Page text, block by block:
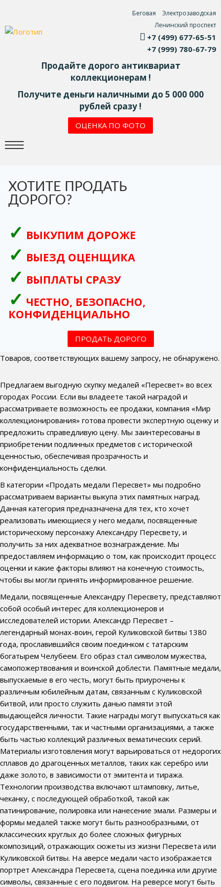
Беговая
Электрозаводская
Ленинский проспект
+7 (499) 677-65-51
+7 (999) 780-67-79
Продайте дорого антиквариат
коллекционерам !
Получите деньги наличными до 5 000 000
рублей сразу !
ОЦЕНКА ПО ФОТО
ХОТИТЕ ПРОДАТЬ
ДОРОГО?
ВЫКУПИМ ДОРОЖЕ
ВЫЕЗД ОЦЕНЩИКА
ВЫПЛАТЫ СРАЗУ
ЧЕСТНО, БЕЗОПАСНО,
КОНФИДЕНЦИАЛЬНО
ПРОДАТЬ ДОРОГО
Товаров, соответствующих вашему запросу, не обнаружено.
Предлагаем выгодную скупку медалей «Пересвет» во всех
городах России. Если вы владеете такой наградой и
рассматриваете возможность ее продажи, компания «Мир
коллекционирования» готова провести экспертную оценку и
предложить справедливую цену. Мы заинтересованы в
приобретении подлинных предметов с исторической
ценностью, обеспечивая прозрачность и
конфиденциальность сделки.
В категории «Продать медали Пересвет» мы подробно
рассматриваем варианты выкупа этих памятных наград.
Данная категория предназначена для тех, кто хочет
реализовать имеющиеся у него медали, посвященные
историческому персонажу Александру Пересвету, и
получить за них адекватное вознаграждение. Мы
предоставляем информацию о том, как происходит процесс
оценки и какие факторы влияют на конечную стоимость,
чтобы вы могли принять информированное решение.
Медали, посвященные Александру Пересвету, представляют
собой особый интерес для коллекционеров и
исследователей истории. Александр Пересвет –
легендарный монах-воин, герой Куликовской битвы 1380
года, прославившийся своим поединком с татарским
богатырем Челубеем. Его образ стал символом мужества,
самопожертвования и воинской доблести. Памятные медали,
выпускаемые в его честь, могут быть приурочены к
различным юбилейным датам, связанным с Куликовской
битвой, или просто служить данью памяти этой
выдающейся личности. Такие награды могут выпускаться как
государственными, так и частными организациями, а также
быть частью коллекций различных вематических серий.
Материалы изготовления могут варьироваться от недорогих
сплавов до драгоценных металлов, таких как серебро или
даже золото, в зависимости от эмитента и тиража.
Технологии производства включают штамповку, литье,
чеканку, с последующей обработкой, такой как
патинирование, полировка или нанесение эмали. Размеры и
формы медалей также могут быть разнообразными, от
классических круглых до более сложных фигурных
композиций, отражающих сюжеты из жизни Пересвета или
Куликовской битвы. На аверсе медали часто изображается
портрет Александра Пересвета, сцена поединка или другие
символы, связанные с его подвигом. На реверсе могут быть